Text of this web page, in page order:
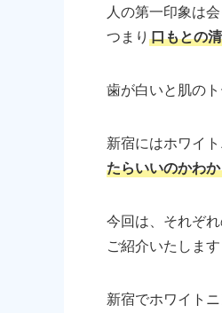
人の第一印象は
つまり 口もとの
歯が白いと肌の
新宿にはホワイ
たらいいのかわ
今回は、それぞ
ご紹介いたします
新宿でホワイト